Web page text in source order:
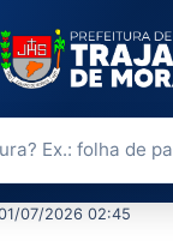
Transparência
07/2026 02:45